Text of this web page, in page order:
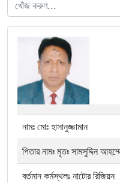
নামঃ মোঃ হাসানুজ্জামান
পিতার নামঃ মৃতঃ সামসুদ্দিন
বর্তমান কর্মস্থলঃ নাটোর রিজিয়ন